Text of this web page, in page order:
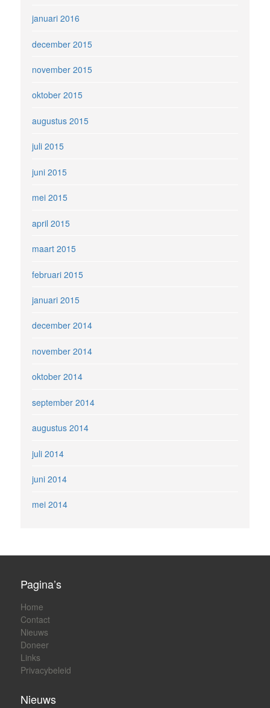
januari 2016
december 2015
november 2015
oktober 2015
augustus 2015
juli 2015
juni 2015
mei 2015
april 2015
maart 2015
februari 2015
januari 2015
december 2014
november 2014
oktober 2014
september 2014
augustus 2014
juli 2014
juni 2014
mei 2014
Pagina’s
Home
Contact
Nieuws
Doneer
Links
Privacybeleid
Nieuws